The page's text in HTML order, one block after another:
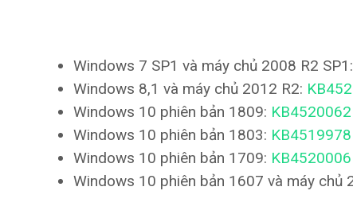
Windows 7 SP1 và máy chủ 2008 R2 SP1:
Windows 8,1 và máy chủ 2012 R2:
Windows 10 phiên bản 1809: KB4520062
Windows 10 phiên bản 1803: KB4519978
Windows 10 phiên bản 1709: KB4520006
Windows 10 phiên bản 1607 và máy chủ